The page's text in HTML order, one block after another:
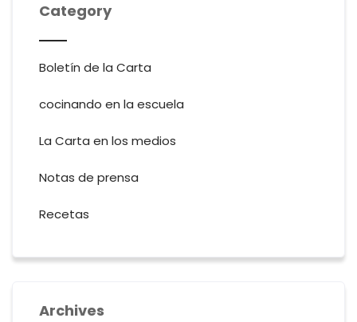
Category
Boletín de la Carta
cocinando en la escuela
La Carta en los medios
Notas de prensa
Recetas
Archives